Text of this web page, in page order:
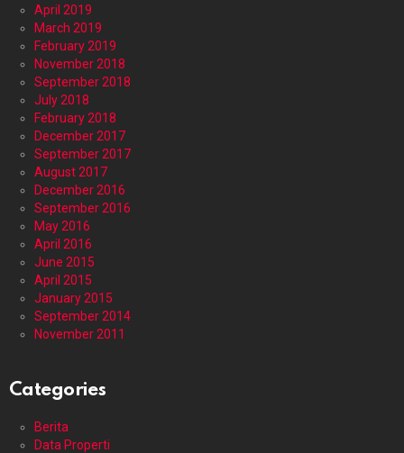
April 2019
March 2019
February 2019
November 2018
September 2018
July 2018
February 2018
December 2017
September 2017
August 2017
December 2016
September 2016
May 2016
April 2016
June 2015
April 2015
January 2015
September 2014
November 2011
Categories
Berita
Data Properti